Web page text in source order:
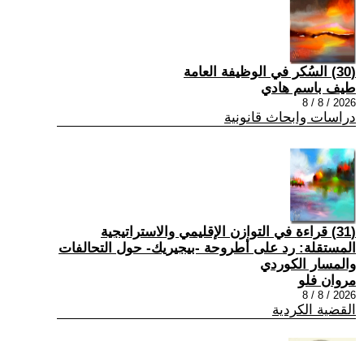
(30) السُكر في الوظيفة العامة
طيف باسم هادي
2026 / 8 / 8
دراسات وابحاث قانونية
(31) قراءة في التوازن الإقليمي والاستراتيجية
المستقلة: رد على أطروحة -بيجيريك- حول التحالفات
والمسار الكوردي
مروان فلو
2026 / 8 / 8
القضية الكردية